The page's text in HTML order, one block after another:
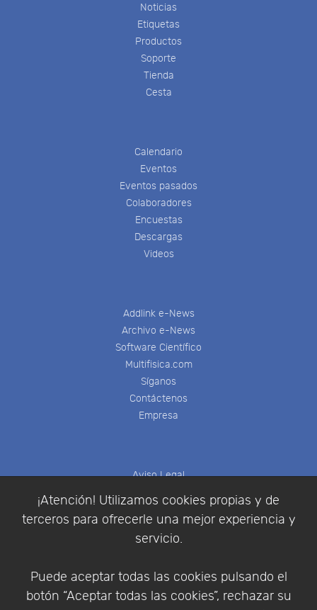
¡Atención! Utilizamos cookies propias y de
terceros para ofrecerle una mejor experiencia y
servicio.
Puede aceptar todas las cookies pulsando el
botón “Aceptar todas las cookies”, rechazar su
Noticias
Etiquetas
Productos
Soporte
Tienda
Cesta
Calendario
Eventos
Eventos pasados
Colaboradores
Encuestas
Descargas
Videos
Addlink e-News
Archivo e-News
Software Científico
Multifisica.com
Síganos
Contáctenos
Empresa
Aviso Legal
Condiciones de compra
Identificarse